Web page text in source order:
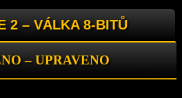
2 – VÁLKA 8-BITŮ
– UPRAVENO